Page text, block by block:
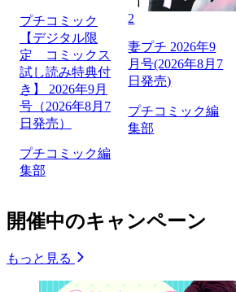
プチコミック
【デジタル限
定 コミックス
試し読み特典付
き】 2026年9月
号（2026年8月7
日発売）
プチコミック編
集部
2
妻プチ 2026年9
月号(2026年8月7
日発売)
プチコミック編
集部
開催中のキャンペーン
もっと見る